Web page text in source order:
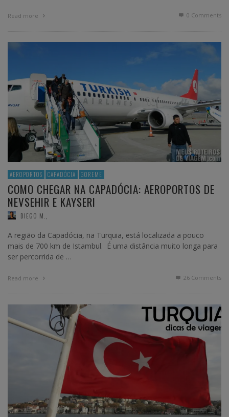
Read more 0 Comments
AEROPORTOS CAPADÓCIA GOREME
COMO CHEGAR NA CAPADÓCIA: AEROPORTOS DE
NEVSEHIR E KAYSERI
DIEGO M.
A região da Capadócia, na Turquia, está localizada a pouco
mais de 700 km de Istambul. É uma distância muito longa para
ser percorrida de …
Read more 26 Comments